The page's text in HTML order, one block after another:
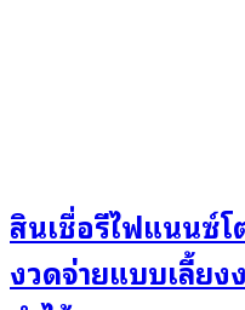
สินเชื่อรีไฟแนนซ์โ
งวดจ่ายแบบเลี้ย